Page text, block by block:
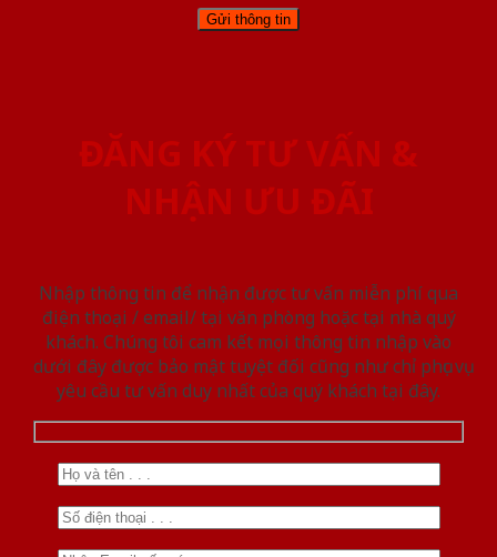
ĐĂNG KÝ TƯ VẤN &
NHẬN ƯU ĐÃI
Nhập thông tin để nhận được tư vấn miễn phí qua
điện thoại / email/ tại văn phòng hoặc tại nhà quý
khách. Chúng tôi cam kết mọi thông tin nhập vào
dưới đây được bảo mật tuyệt đối cũng như chỉ phục vụ
yêu cầu tư vấn duy nhất của quý khách tại đây.